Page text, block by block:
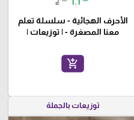
الأحرف الهجائية - سلسلة تعلم
معنا المصغرة - | توزيعات |
add_shopping_cart
توزيعات بالجملة